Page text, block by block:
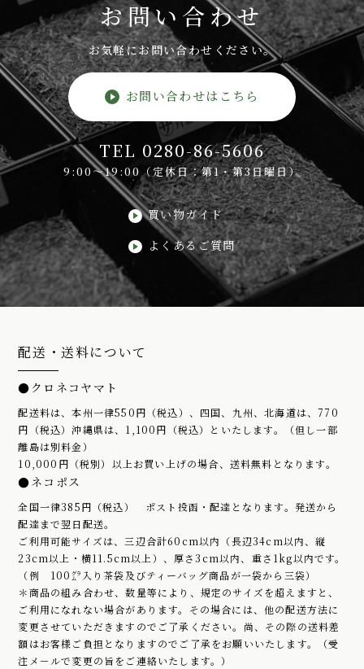
お問い合わせ
お気軽にお問い合わせください。
お問い合わせはこちら
TEL 0280-86-5606
9:00～19:00（定休日：第1・第3日曜日）
買い物ガイド
よくあるご質問
配送・送料について
●クロネコヤマト
配送料は、本州一律550円（税込）、四国、九州、北海道は、770
円（税込）沖縄県は、1,100円（税込）といたします。（但し一部
離島は別料金）
10,000円（税別）以上お買い上げの場合、送料無料となります。
●ネコポス
全国一律385円（税込） ポスト投函・配達となります。発送から
配達まで翌日配送。
ご利用可能サイズは、三辺合計60cm以内（長辺34cm以内、縦
23cm以上・横11.5cm以上）、厚さ3cm以内、重さ1kg以内です。
（例 100㌘入り茶袋及びティーバッグ商品が一袋から三袋）
＊商品の組み合わせ、数量等により、規定のサイズを超えますと、
ご利用になれない場合があります。その場合には、他の配送方法に
変更させていただきますのでご了承ください。尚、その際の送料差
額はお客様ご負担となりますのでご了承をお願いいたします。（受
注メ－ルで変更の旨をご連絡いたします。）